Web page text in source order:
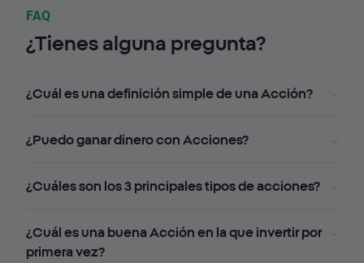
FAQ
¿Tienes alguna pregunta?
¿Cuál es una definición simple de una Acción?
¿Puedo ganar dinero con Acciones?
¿Cuáles son los 3 principales tipos de acciones?
¿Cuál es una buena Acción en la que invertir por
primera vez?